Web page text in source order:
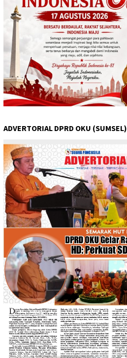
ADVERTORIAL DPRD OKU (SUMSEL)